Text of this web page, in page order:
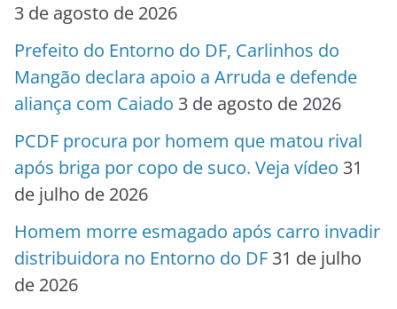
3 de agosto de 2026
Prefeito do Entorno do DF, Carlinhos do
Mangão declara apoio a Arruda e defende
aliança com Caiado 3 de agosto de 2026
PCDF procura por homem que matou rival
após briga por copo de suco. Veja vídeo 31
de julho de 2026
Homem morre esmagado após carro invadir
distribuidora no Entorno do DF 31 de julho
de 2026